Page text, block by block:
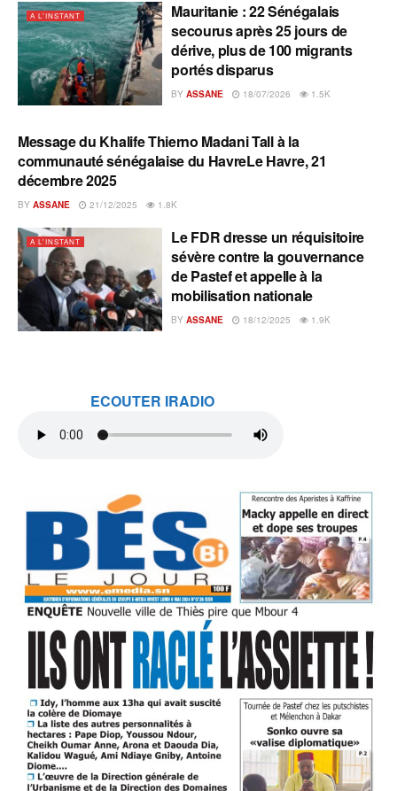
A L'INSTANT
Mauritanie : 22 Sénégalais
secourus après 25 jours de
dérive, plus de 100 migrants
portés disparus
BY ASSANE 18/07/2026 1.5K
A L'INSTANT
Message du Khalife Thierno Madani Tall à la
communauté sénégalaise du HavreLe Havre, 21
décembre 2025
BY ASSANE 21/12/2025 1.8K
A L'INSTANT
Le FDR dresse un réquisitoire
sévère contre la gouvernance
de Pastef et appelle à la
mobilisation nationale
BY ASSANE 18/12/2025 1.9K
ECOUTER IRADIO